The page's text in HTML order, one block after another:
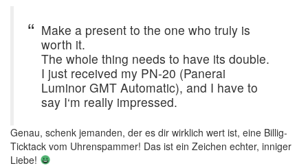
Make a present to the one who truly is
worth it.
The whole thing needs to have its double.
I just received my PN-20 (Panerai
Luminor GMT Automatic), and I have to
say I‘m really impressed.
Genau, schenk jemanden, der es dir wirklich wert ist, eine Billig-
Ticktack vom Uhrenspammer! Das ist ein Zeichen echter, inniger
Liebe!